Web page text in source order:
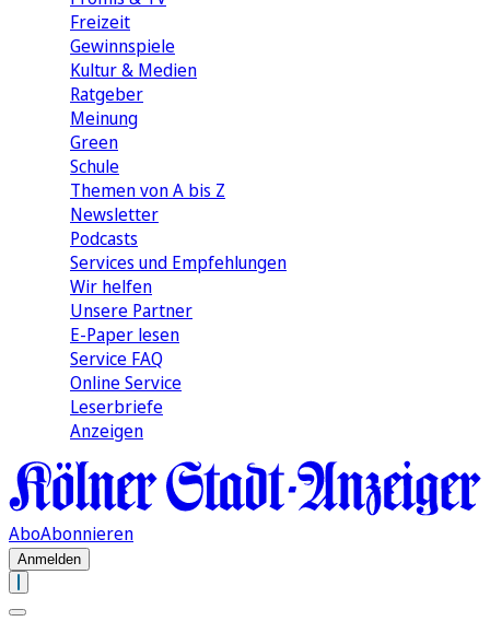
Freizeit
Gewinnspiele
Kultur & Medien
Ratgeber
Meinung
Green
Schule
Themen von A bis Z
Newsletter
Podcasts
Services und Empfehlungen
Wir helfen
Unsere Partner
E-Paper lesen
Service FAQ
Online Service
Leserbriefe
Anzeigen
AboAbonnieren
Anmelden